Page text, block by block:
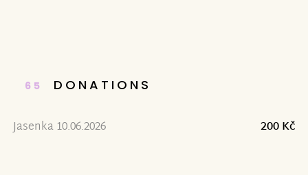
65 DONATIONS
Jasenka 10.06.2026 200 Kč